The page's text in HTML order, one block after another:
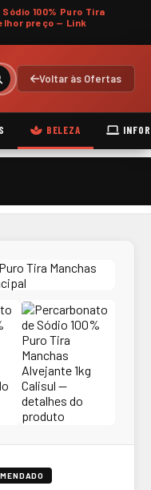
100% Puro Tira
preço — Link
Voltar às Ofertas
BELEZA